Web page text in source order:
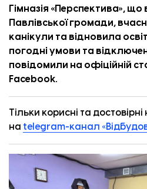
Гімназія «Перспектива», що
Павлівської громади,
канікули та відновила
погодні умови та
повідомили на офіційній
Facebook.
Тільки корисні та
на telegram-канал